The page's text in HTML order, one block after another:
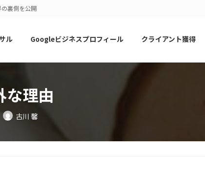
裏側を公開
ル Googleビジネスプロフィール クライアント獲得
な理由
古川 馨